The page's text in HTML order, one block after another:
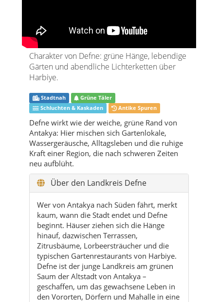
Harbiye.
Stadtnah
Grüne Täler
Schluchten & Kaskaden
Antike Spuren
Defne wirkt wie der weiche, grüne Rand von
Antakya: Hier mischen sich Gartenlokale,
Wassergeräusche, Alltagsleben und die ruhige
Kraft einer Region, die nach schweren Zeiten
neu aufblüht.
Über den Landkreis Defne
Wer von Antakya nach Süden fährt, merkt
kaum, wann die Stadt endet und Defne
beginnt. Häuser ziehen sich die Hänge
hinauf, dazwischen Terrassen,
Zitrusbäume, Lorbeersträucher und die
typischen Gartenrestaurants von Harbiye.
Defne ist der junge Landkreis am grünen
Saum der Altstadt von Antakya –
geschaffen, um das gewachsene Leben in
den Vororten, Dörfern und Mahalle in eine
eigene Verwaltungseinheit zu fassen. Für
Reisende fühlt es sich an wie ein sanfter
Übergang: unten verwinkelte Gassen und
Geschichte, oben Frischluft, Lichterketten
und das Rauschen der Kaskaden.